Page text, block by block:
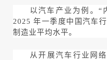
以汽车产业为例。“
2025 年一季度中国汽车
制造业平均水平。
从开展汽车行业网